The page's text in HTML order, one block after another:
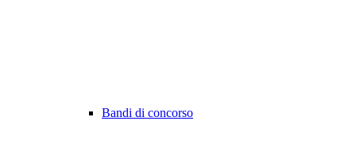
Bandi di concorso